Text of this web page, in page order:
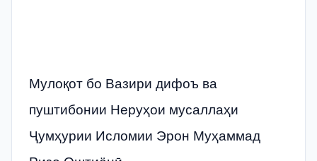
Мулоқот бо Вазири дифоъ ва
пуштибонии Неруҳои мусаллаҳи
Ҷумҳурии Исломии Эрон Муҳаммад